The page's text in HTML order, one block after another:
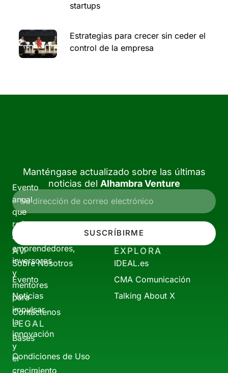
startups
Estrategias para crecer sin ceder el
control de la empresa
Evento
anual
que
reúne
a
emprendedores,
inversores
y
mentores
para
impulsar
la
innovación
y
el
crecimiento
Manténgase actualizado sobre las últimas
noticias del Alhambra Venture
SUSCRÍBIRME
AV
Sobre Nosotros
Evento
Noticias
Contáctenos
EXPLORA
IDEAL.es
CMA Comunicación
Talking About X
LEGAL
Bases
Condiciones de Uso